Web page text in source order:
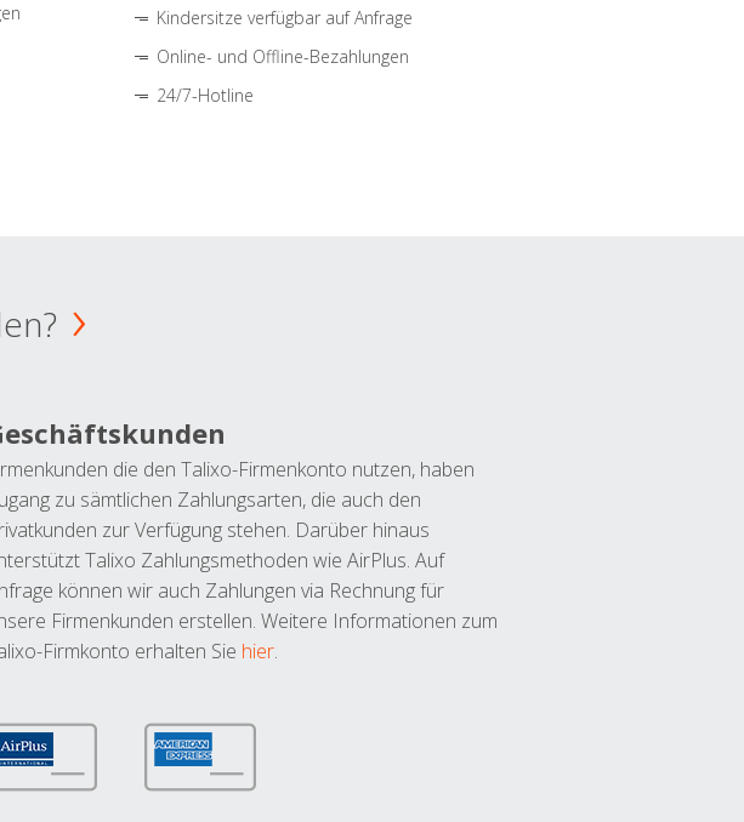
Kindersitze verfügbar auf Anfrage
Online- und Offline-Bezahlungen
24/7-Hotline
die den Talixo-Firmenkonto nutzen, haben
zu sämtlichen Zahlungsarten, die auch den
zur Verfügung stehen. Darüber hinaus
Talixo Zahlungsmethoden wie AirPlus. Auf
können wir auch Zahlungen via Rechnung für
Firmenkunden erstellen. Weitere Informationen zum
Firmkonto erhalten Sie hier.